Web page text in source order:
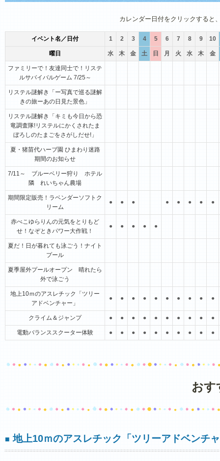
カレンダー日付をクリックすると
イベント名／日付 1 2 3 4 5 6 7 8 9 10
曜日 水 木 金 土 日 月 火 水 木 金
ファミリーで！友達同士で！リステ
ルサバイバルゲーム 7/25～
リステル謎解き「ー写真で巡る謎解
きの旅ーあの日見た景色」
リステル謎解き「キミも今日から恐
竜調査隊!リステルにかくされたま
ぼろしのたまごをさがしだせ!」
夏・猪苗代ハーブ園 ひまわり迷路
期間のお知らせ
7/11～ ブルーベリー狩り ホテル
隣 れいちゃん農場
期間限定販売！ラベンダーソフトク
リーム
● ● ● ● ● ● ● ●
赤べこゆらりんの元気をとりもど
せ！なぞときパワー大作戦！
● ● ● ● ●
夏だ！日が暮れても泳ごう！ナイト
プール
夏季屋外プールオープン 晴れたら
外で泳ごう
地上10ｍのアスレチック「ツリー
アドベンチャー」
● ● ● ● ● ● ● ● ● ●
クライム＆ジャンプ ● ● ● ● ● ● ● ● ● ●
電動バランススクーター体験 ● ● ● ● ● ● ● ● ● ●
おす
■ 地上10ｍのアスレチック「ツリーアドベンチ